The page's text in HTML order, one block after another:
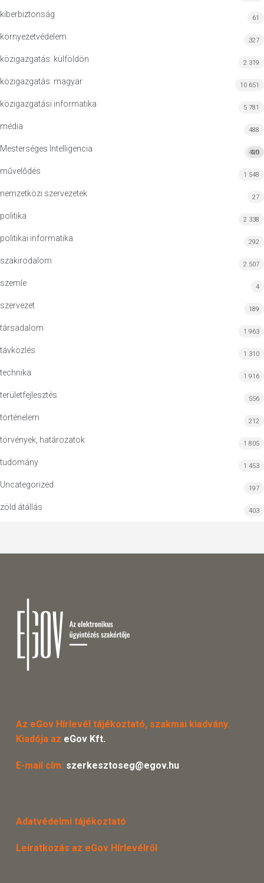
kiberbiztonság 61
környezetvédelem 327
közigazgatás: külföldön 2 319
közigazgatás: magyar 10 651
közigazgatási informatika 5 781
média 488
Mesterséges Intelligencia MI
420
művelődés 1 548
nemzetközi szervezetek 27
politika 2 338
politikai informatika 292
szakirodalom 2 507
szemle 4
szervezet 189
társadalom 1 963
távközlés 1 310
technika 1 916
területfejlesztés 556
történelem 212
törvények, határozatok 1 805
tudomány 1 453
Uncategorized 197
zöld átállás 403
Az eGov Hírlevél tájékoztató, szakmai kiadvány.
Kiadója az eGov Kft.
E-mail cím: szerkesztoseg@egov.hu
Adatvédelmi tájékoztató
Leiratkozás az eGov Hírlevélről